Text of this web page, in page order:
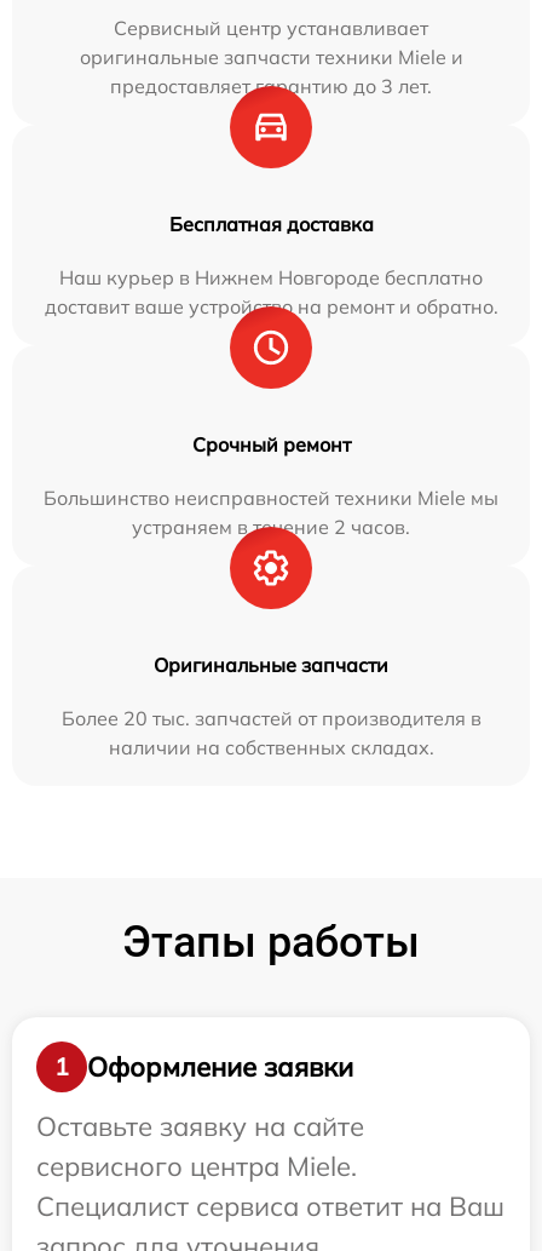
Сервисный центр устанавливает
оригинальные запчасти техники Miele и
предоставляет гарантию до 3 лет.
Бесплатная доставка
Наш курьер в Нижнем Новгороде бесплатно
доставит ваше устройство на ремонт и обратно.
Срочный ремонт
Большинство неисправностей техники Miele мы
устраняем в течение 2 часов.
Оригинальные запчасти
Более 20 тыс. запчастей от производителя в
наличии на собственных складах.
Этапы работы
1
Оформление заявки
Оставьте заявку на сайте
сервисного центра Miele.
Специалист сервиса ответит на Ваш